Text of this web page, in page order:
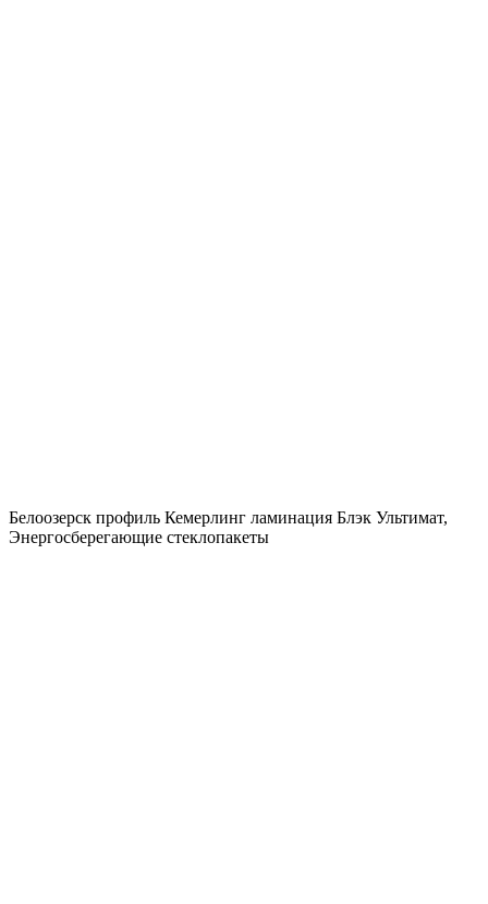
Белоозерск профиль Кемерлинг ламинация Блэк Ультимат,
Энергосберегающие стеклопакеты